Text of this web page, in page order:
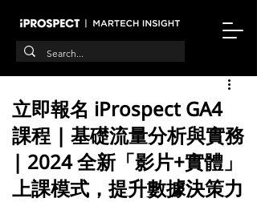
立即報名 iProspect GA4
課程 | 基礎流量分析與實務
| 2024 全新「影片+實體」
上課模式，提升數據決策力